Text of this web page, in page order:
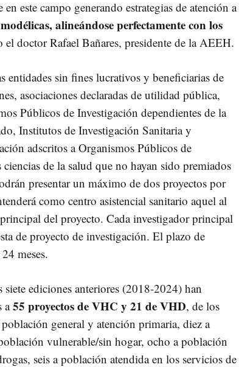
este campo generando estrategias de atención a
alineándose perfectamente con los
el doctor Rafael Bañares, presidente de la AEEH.
entidades sin fines lucrativos y beneficiarias de
asociaciones declaradas de utilidad pública,
Públicos de Investigación dependientes de la
Institutos de Investigación Sanitaria y
adscritos a Organismos Públicos de
de la salud que no hayan sido premiados
presentar un máximo de dos proyectos por
como centro asistencial sanitario aquel al
del proyecto. Cada investigador principal
de proyecto de investigación. El plazo de
meses.
siete ediciones anteriores (2018-2024) han
a55 proyectos de VHC y 21 de VHD, de los
general y atención primaria, diez a
vulnerable/sin hogar, ocho a población
seis a población atendida en los servicios de